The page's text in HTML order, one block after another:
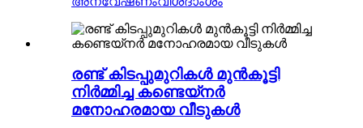
രണ്ട് കിടപ്പുമുറികൾ മുൻകൂട്ടി
നിർമ്മിച്ച കണ്ടെയ്നർ
മനോഹരമായ വീടുകൾ